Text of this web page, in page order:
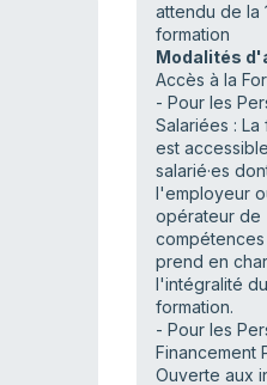
attendu de la
formation
Modalités
Accès à la
- Pour les
Salariées : La
est
salarié·es
l'employeur
opérateur de
compétences
prend en
l'intégralité
formation.
- Pour les
Financement
Ouverte aux